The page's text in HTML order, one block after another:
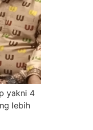
yakni 4
lebih